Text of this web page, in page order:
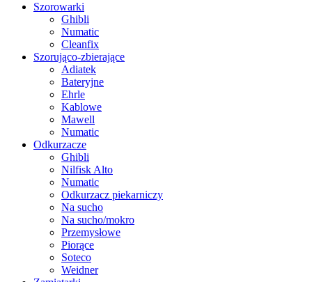
Szorowarki
Ghibli
Numatic
Cleanfix
Szorująco-zbierające
Adiatek
Bateryjne
Ehrle
Kablowe
Mawell
Numatic
Odkurzacze
Ghibli
Nilfisk Alto
Numatic
Odkurzacz piekarniczy
Na sucho
Na sucho/mokro
Przemysłowe
Piorące
Soteco
Weidner